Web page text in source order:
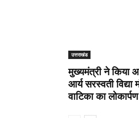
उत्तराखंड
मुख्यमंत्री ने किया
आर्य सरस्वती विद्या
वाटिका का लोकार्पण